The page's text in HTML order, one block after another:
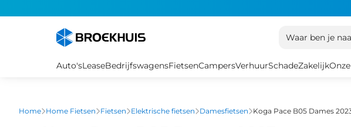
Waar ben je
Auto'sLeaseBedrijfswagensFietsenCampersVerhuurSchadeZakelijk
Home Home Fietsen Fietsen Elektrische fietsen Damesfietsen Koga Pace B05 Dames